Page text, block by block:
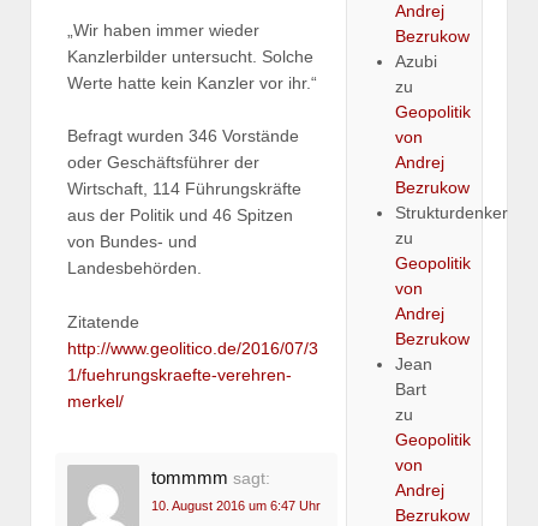
„Wir haben immer wieder
Kanzlerbilder untersucht. Solche
Werte hatte kein Kanzler vor ihr.“
Befragt wurden 346 Vorstände
oder Geschäftsführer der
Wirtschaft, 114 Führungskräfte
aus der Politik und 46 Spitzen
von Bundes- und
Landesbehörden.
Zitatende
http://www.geolitico.de/2016/07/3
1/fuehrungskraefte-verehren-
merkel/
tommmm sagt:
10. August 2016 um 6:47 Uhr
Andrej
Bezrukow
Azubi
zu
Geopolitik
von
Andrej
Bezrukow
Strukturdenker
zu
Geopolitik
von
Andrej
Bezrukow
Jean
Bart
zu
Geopolitik
von
Andrej
Bezrukow